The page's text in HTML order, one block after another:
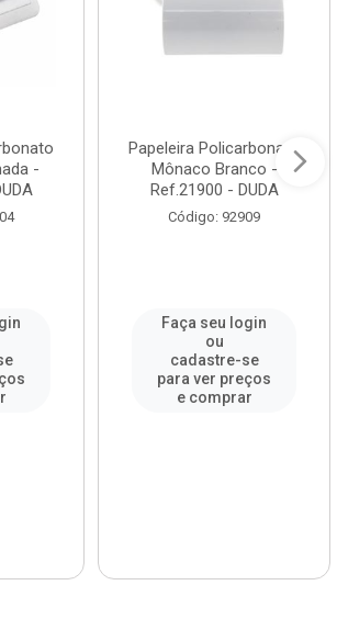
-
Papeleira Policarbonato
Mônaco Branco -
Ref.21900 - DUDA
Código: 92909
Faça seu login
ou
cadastre-se
para ver preços
e comprar